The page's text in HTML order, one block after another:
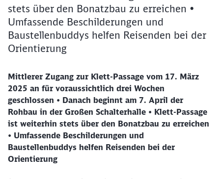
stets über den Bonatzbau zu erreichen •
Umfassende Beschilderungen und
Baustellenbuddys helfen Reisenden bei der
Orientierung
Mittlerer Zugang zur Klett-Passage vom 17. März
2025 an für voraussichtlich drei Wochen
geschlossen • Danach beginnt am 7. April der
Rohbau in der Großen Schalterhalle • Klett-Passage
ist weiterhin stets über den Bonatzbau zu erreichen
• Umfassende Beschilderungen und
Baustellenbuddys helfen Reisenden bei der
Orientierung